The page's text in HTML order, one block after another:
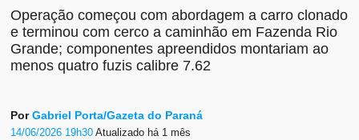
Operação começou com abordagem a carro clonado
e terminou com cerco a caminhão em Fazenda Rio
Grande; componentes apreendidos montariam ao
menos quatro fuzis calibre 7.62
PorGabriel Porta/Gazeta do Paraná
14/06/2026 19h30Atualizado há 1 mês